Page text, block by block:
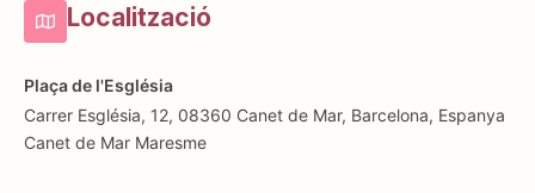
Localització
Plaça de l'Església
Carrer Església, 12, 08360 Canet de Mar, Barcelona, Espanya
Canet de Mar Maresme